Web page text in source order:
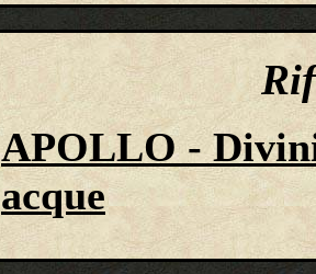
APOLLO -
acque